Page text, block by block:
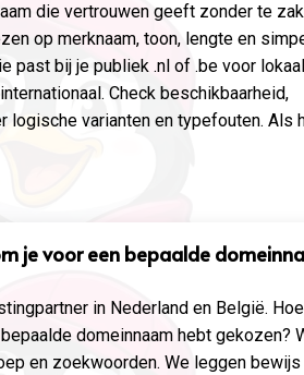
die vertrouwen geeft zonder te
op merknaam, toon, lengte en
past bij je publiek .nl of .be voor lokaal
Check beschikbaarheid,
logische varianten en typefouten. Als
je voor een bepaalde
in Nederland en België.
domeinnaam hebt gekozen?
en zoekwoorden. We leggen